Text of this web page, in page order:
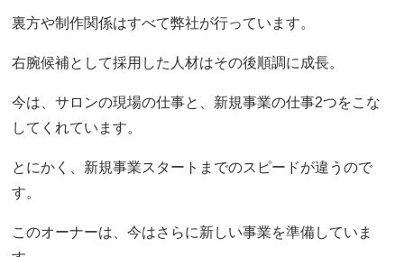
裏方や制作関係はすべて弊社が行っています。
右腕候補として採用した人材はその後順調に成長。
今は、サロンの現場の仕事と、新規事業の仕事2つをこな
してくれています。
とにかく、新規事業スタートまでのスピードが違うので
す。
このオーナーは、今はさらに新しい事業を準備していま